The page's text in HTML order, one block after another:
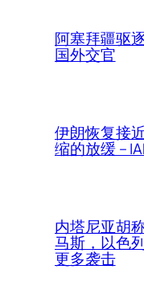
阿塞拜疆驱
国外交官
伊朗恢复接
缩的放缓 –
内塔尼亚胡
马斯，以色
更多袭击